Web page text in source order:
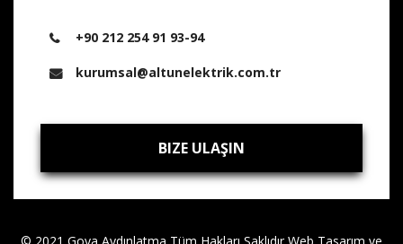
+90 212 254 91 93-94
kurumsal@altunelektrik.com.tr
BIZE ULAŞIN
BIZE ULAŞIN